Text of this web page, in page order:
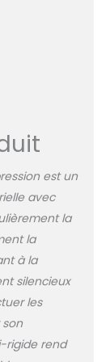
a
les
plus
une
PLUS
la
de
est un
avec
la
la
à la
silencieux
les
rigide rend